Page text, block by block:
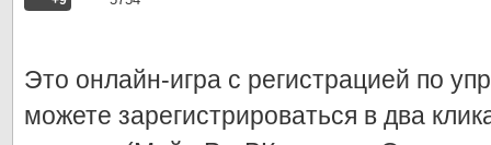
Это онлайн-игра с регистрацией по
можете зарегистрироваться в два